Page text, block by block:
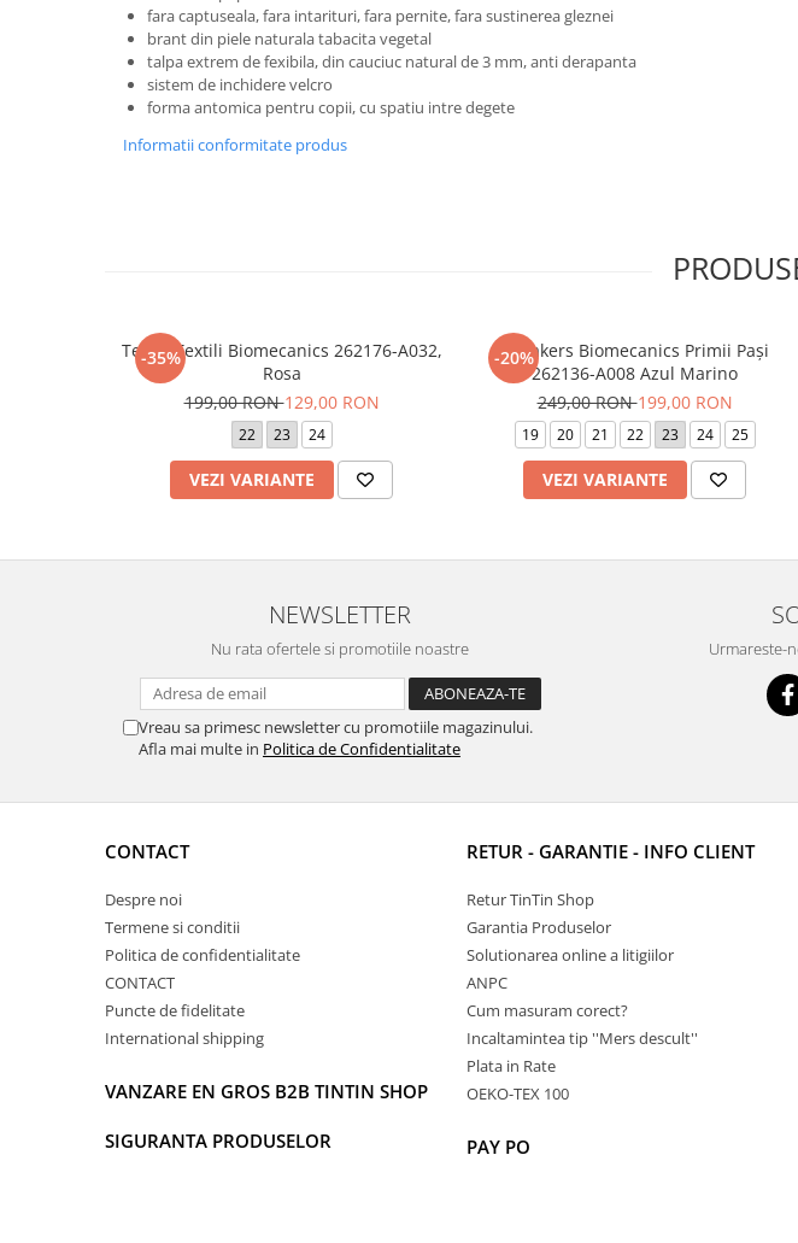
fara captuseala, fara intarituri, fara pernite, fara sustinerea gleznei
brant din piele naturala tabacita vegetal
talpa extrem de fexibila, din cauciuc natural de 3 mm, anti derapanta
sistem de inchidere velcro
forma antomica pentru copii, cu spatiu intre degete
Informatii conformitate produs
-35%
Tenisi Textili Biomecanics 262176-A032,
Rosa
199,00 RON129,00 RON
22 23 24
VEZI VARIANTE
-20%
Sneakers Biomecanics Primii Pași
262136-A008 Azul Marino
249,00 RON199,00 RON
19 20 21 22 23 24 25
VEZI VARIANTE
NEWSLETTER
Nu rata ofertele si promotiile noastre
Vreau sa primesc newsletter cu promotiile magazinului.
Afla mai multe in Politica de Confidentialitate
Urmareste-
CONTACT
Despre noi
Termene si conditii
Politica de confidentialitate
CONTACT
Puncte de fidelitate
International shipping
VANZARE EN GROS B2B TINTIN SHOP
SIGURANTA PRODUSELOR
RETUR - GARANTIE - INFO CLIENT
Retur TinTin Shop
Garantia Produselor
Solutionarea online a litigiilor
ANPC
Cum masuram corect?
Incaltamintea tip ''Mers descult''
Plata in Rate
OEKO-TEX 100
PAY PO